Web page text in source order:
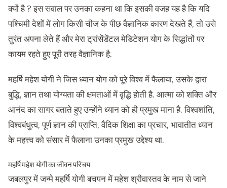
क्यों है ? इस सवाल पर उनका कहना था कि इसकी वजह यह है कि यदि
पश्चिमी देशों में लोग किसी चीज के पीछ वैज्ञानिक कारण देखते हैं, तो उसे
तुरंत अपना लेते हैं और मेरा ट्रांसेंडेंटल मेडिटेशन योग के सिद्धांतों पर
कायम रहते हुए पूरी तरह वैज्ञानिक है.
महर्षि महेश योगी ने जिस ध्यान योग को पूरे विश्व में फैलाया, उसके द्वारा
बुद्धि, ज्ञान तथा योग्यता की क्षमताओं में वृद्धि होती है. आत्मा को शक्ति और
आनंद का सागर बताते हुए उन्होंने ध्यान को ही प्रमुख माना है. विश्वशांति,
विश्वबंधुत्व, पूर्ण ज्ञान की प्राप्ति, वैदिक शिक्षा का प्रचार, भावातीत ध्यान
के महत्त्व को संसार में फैलाना उनका प्रमुख उद्देश्य था.
महर्षि महेश योगी का जीवन परिचय
जबलपुर में जन्मे महर्षि योगी बचपन में महेश श्रीवास्तव के नाम से जाने